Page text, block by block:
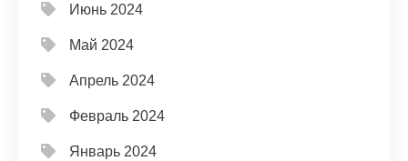
Июнь 2024
Май 2024
Апрель 2024
Февраль 2024
Январь 2024